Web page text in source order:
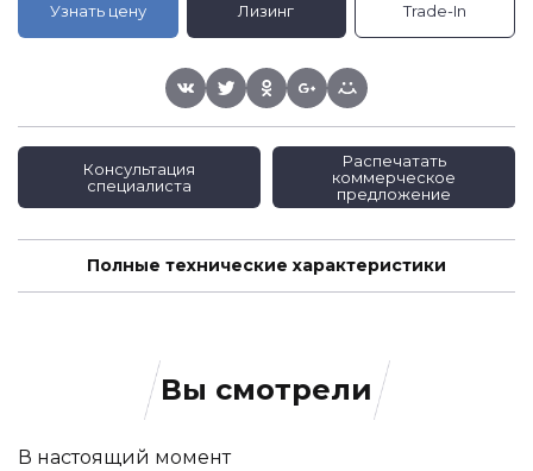
Узнать цену Лизинг Trade-In
Консультация
специалиста
Распечатать
коммерческое
предложение
Полные технические характеристики
Вы смотрели
В настоящий момент